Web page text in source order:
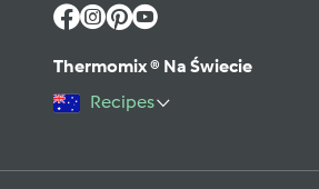
Thermomix ® Na Świecie
Recipes